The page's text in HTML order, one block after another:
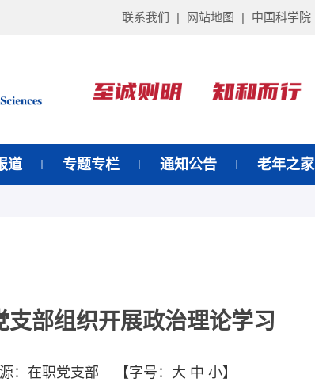
联系我们 | 网站地图 | 中国科学院
道 专题专栏 通知公告 老年之家
支部组织开展政治理论学习
：在职党支部 【字号： 大 中 小】